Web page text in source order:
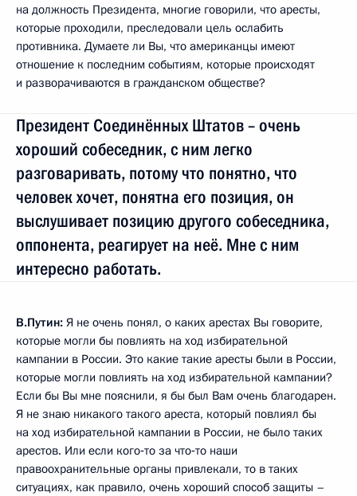
на должность Президента, многие говорили, что аресты,
которые проходили, преследовали цель ослабить
противника. Думаете ли Вы, что американцы имеют
отношение к последним событиям, которые происходят
и разворачиваются в гражданском обществе?
Президент Соединённых Штатов – очень
хороший собеседник, с ним легко
разговаривать, потому что понятно, что
человек хочет, понятна его позиция, он
выслушивает позицию другого собеседника,
оппонента, реагирует на неё. Мне с ним
интересно работать.
В.Путин: Я не очень понял, о каких арестах Вы говорите,
которые могли бы повлиять на ход избирательной
кампании в России. Это какие такие аресты были в России,
которые могли повлиять на ход избирательной кампании?
Если бы Вы мне пояснили, я бы был Вам очень благодарен.
Я не знаю никакого такого ареста, который повлиял бы
на ход избирательной кампании в России, не было таких
арестов. Или если кого‑то за что‑то наши
правоохранительные органы привлекали, то в таких
ситуациях, как правило, очень хороший способ защиты –